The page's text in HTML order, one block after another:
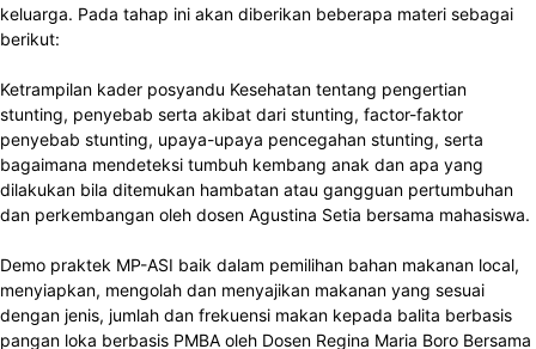
keluarga. Pada tahap ini akan diberikan beberapa materi sebagai
berikut:
Ketrampilan kader posyandu Kesehatan tentang pengertian
stunting, penyebab serta akibat dari stunting, factor-faktor
penyebab stunting, upaya-upaya pencegahan stunting, serta
bagaimana mendeteksi tumbuh kembang anak dan apa yang
dilakukan bila ditemukan hambatan atau gangguan pertumbuhan
dan perkembangan oleh dosen Agustina Setia bersama mahasiswa.
Demo praktek MP-ASI baik dalam pemilihan bahan makanan local,
menyiapkan, mengolah dan menyajikan makanan yang sesuai
dengan jenis, jumlah dan frekuensi makan kepada balita berbasis
pangan loka berbasis PMBA oleh Dosen Regina Maria Boro Bersama